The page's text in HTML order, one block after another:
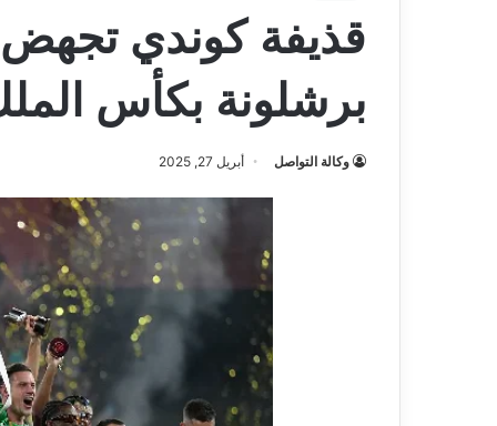
قذيفة كوندي تجهض
برشلونة بكأس
وكالة التواصل أبريل 27, 2025